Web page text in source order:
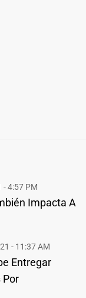
- 4:57 PM
Impacta A
- 11:37 AM
Entregar
Por